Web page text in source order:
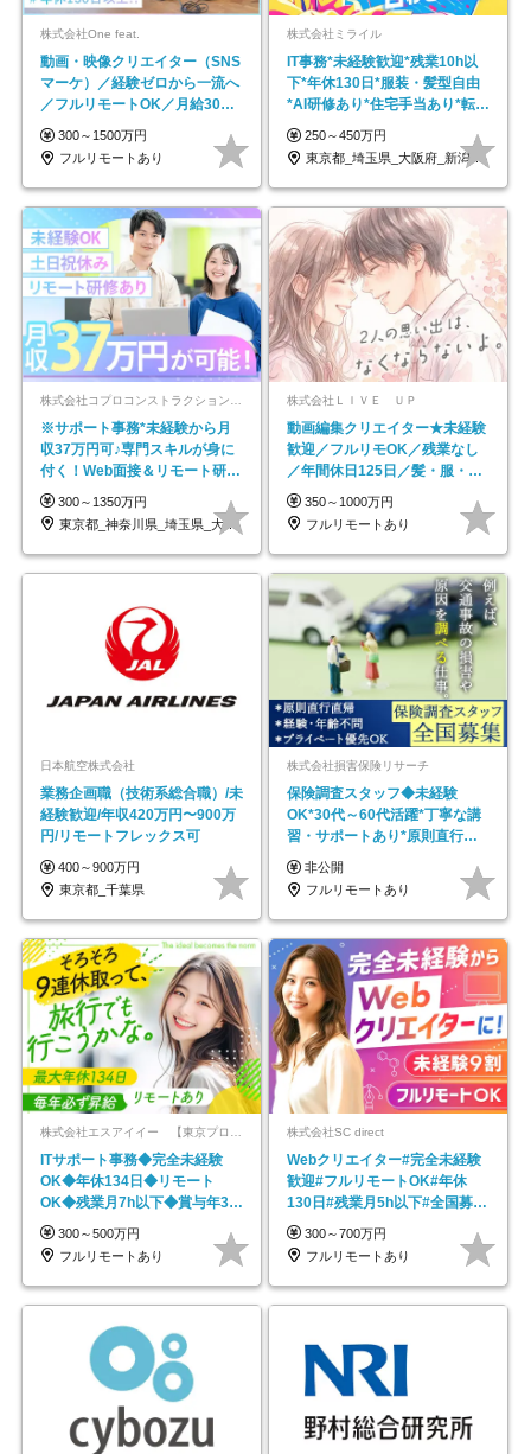
株式会社One feat.
動画・映像クリエイター（SNS
マーケ）／経験ゼロから一流へ
／フルリモートOK／月給30万
円～／年休130日以上
300～1500万円
フルリモートあり
株式会社ミライル
IT事務*未経験歓迎*残業10h以
下*年休130日*服装・髪型自由
*AI研修あり*住宅手当あり*転勤
なし
250～450万円
東京都_埼玉県_大阪府_新潟県_福岡県
※サポート事務*未経験から月
収37万円可♪専門スキルが身に
付く！Web面接＆リモート研修
も充実♪/a
300～1350万円
東京都_神奈川県_埼玉県_大阪府_愛知県…
株式会社ＬＩＶＥ ＵＰ
動画編集クリエイター★未経験
歓迎／フルリモOK／残業なし
／年間休日125日／髪・服・ネ
イル自由／研修充実で安心
350～1000万円
フルリモートあり
日本航空株式会社
業務企画職（技術系総合職）/未
経験歓迎/年収420万円〜900万
円/リモートフレックス可
400～900万円
東京都_千葉県
株式会社損害保険リサーチ
保険調査スタッフ◆未経験
OK*30代～60代活躍*丁寧な講
習・サポートあり*原則直行直
帰／全国募集・業務委託
非公開
フルリモートあり
ITサポート事務◆完全未経験
OK◆年休134日◆リモート
OK◆残業月7h以下◆賞与年3回
◆5年目まで必ず昇給
300～500万円
フルリモートあり
株式会社SC direct
Webクリエイター#完全未経験
歓迎#フルリモートOK#年休
130日#残業月5h以下#全国募集
#最大1年の研修
300～700万円
フルリモートあり